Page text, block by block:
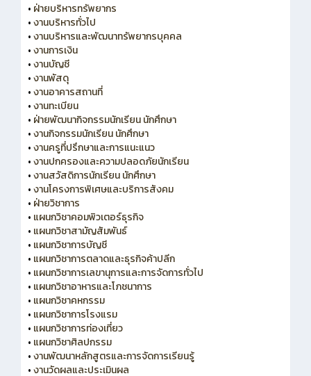
• ฝ่ายบริหารทรัพยากร
•งานบริหารทั่วไป
•งานบริหารและพัฒนาทรัพยากรบุคคล
•งานการเงิน
•งานบัญชี
•งานพัสดุ
•งานอาคารสถานที่
•งานทะเบียน
• ฝ่ายพัฒนากิจกรรมนักเรียน นักศึกษา
•งานกิจกรรมนักเรียน นักศึกษา
•งานครูที่ปรึกษาและการแนะแนว
•งานปกครองและความปลอดภัยนักเรียน
•งานสวัสดิการนักเรียน นักศึกษา
•งานโครงการพิเศษและบริการสังคม
• ฝ่ายวิชาการ
• แผนกวิชาคอมพิวเตอร์ธุรกิจ
• แผนกวิชาสามัญสัมพันธ์
• แผนกวิชาการบัญชี
• แผนกวิชาการตลาดและธุรกิจค้าปลีก
• แผนกวิชาการเลขานุการและการจัดการทั่วไป
• แผนกวิชาอาหารและโภชนาการ
• แผนกวิชาคหกรรม
• แผนกวิชาการโรงแรม
• แผนกวิชาการท่องเที่ยว
• แผนกวิชาศิลปกรรม
•งานพัฒนาหลักสูตรและการจัดการเรียนรู้
•งานวัดผลและประเมินผล